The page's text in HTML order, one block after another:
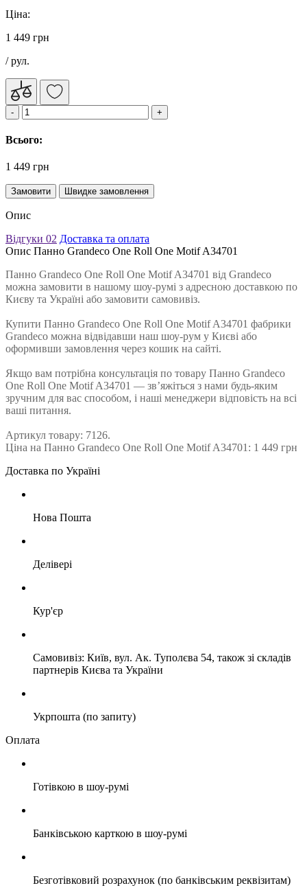
Ціна:
1 449 грн
/ рул.
Всього:
1 449 грн
Замовити Швидке замовлення
Опис
Відгуки 02 Доставка та оплата
Опис Панно Grandeco One Roll One Motif A34701
Панно Grandeco One Roll One Motif A34701 від Grandeco
можна замовити в нашому шоу-румі з адресною доставкою по
Києву та Україні або замовити самовивіз.
Купити Панно Grandeco One Roll One Motif A34701 фабрики
Grandeco можна відвідавши наш шоу-рум у Києві або
оформивши замовлення через кошик на сайті.
Якщо вам потрібна консультація по товару Панно Grandeco
One Roll One Motif A34701 — зв’яжіться з нами будь-яким
зручним для вас способом, і наші менеджери відповість на всі
ваші питання.
Артикул товару: 7126.
Ціна на Панно Grandeco One Roll One Motif A34701: 1 449 грн
Доставка по Україні
Нова Пошта
Делівері
Кур'єр
Самовивіз: Київ, вул. Ак. Туполєва 54, також зі складів
партнерів Києва та України
Укрпошта (по запиту)
Оплата
Готівкою в шоу-румі
Банківською карткою в шоу-румі
Безготівковий розрахунок (по банківським реквізитам)